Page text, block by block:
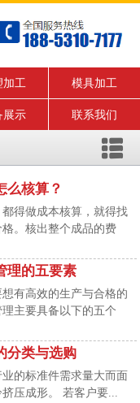
加工 模具加工
展示 联系我们
么核算？
得做成本核算，就得找
。核出整个成品的费
理的五要素
有高效的生产与合格的
主要具备以下的五个
分类与选购
的标准件需求量大而面
压成形。 若客户要...